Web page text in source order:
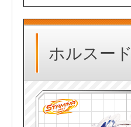
ホルスード